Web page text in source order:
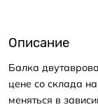
Описание
Балка
цене со склада
меняться в